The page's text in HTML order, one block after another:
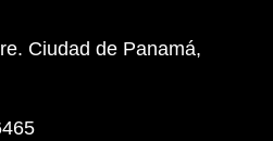
Ciudad de Panamá,